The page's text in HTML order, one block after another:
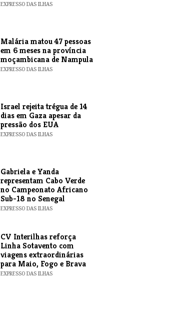
EXPRESSO DAS ILHAS
​Malária matou 47 pessoas
em 6 meses na província
moçambicana de Nampula
EXPRESSO DAS ILHAS
​Israel rejeita trégua de 14
dias em Gaza apesar da
pressão dos EUA
EXPRESSO DAS ILHAS
Gabriela e Yanda
representam Cabo Verde
no Campeonato Africano
Sub-18 no Senegal
EXPRESSO DAS ILHAS
​CV Interilhas reforça
Linha Sotavento com
viagens extraordinárias
para Maio, Fogo e Brava
EXPRESSO DAS ILHAS